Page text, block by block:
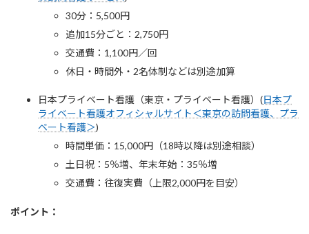
30分：5,500円
追加15分ごと：2,750円
交通費：1,100円／回
休日・時間外・2名体制などは別途加算
日本プライベート看護（東京・プライベート看護）(日本プ
ライベート看護オフィシャルサイト＜東京の訪問看護、プラ
ベート看護＞)
時間単価：15,000円（18時以降は別途相談）
土日祝：5％増、年末年始：35％増
交通費：往復実費（上限2,000円を目安）
ポイント：